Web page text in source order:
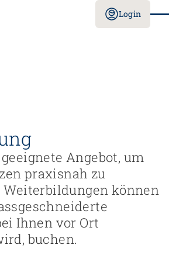
Login
Angebot, um
praxisnah zu
können
Ihnen vor Ort
buchen.